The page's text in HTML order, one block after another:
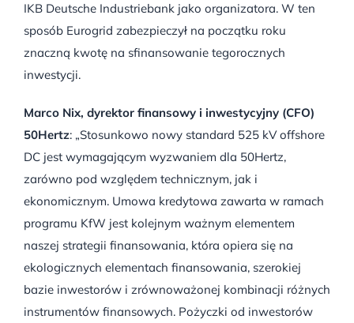
IKB Deutsche Industriebank jako organizatora. W ten
sposób Eurogrid zabezpieczył na początku roku
znaczną kwotę na sfinansowanie tegorocznych
inwestycji.
Marco Nix, dyrektor finansowy i inwestycyjny (CFO)
50Hertz: „Stosunkowo nowy standard 525 kV offshore
DC jest wymagającym wyzwaniem dla 50Hertz,
zarówno pod względem technicznym, jak i
ekonomicznym. Umowa kredytowa zawarta w ramach
programu KfW jest kolejnym ważnym elementem
naszej strategii finansowania, która opiera się na
ekologicznych elementach finansowania, szerokiej
bazie inwestorów i zrównoważonej kombinacji różnych
instrumentów finansowych. Pożyczki od inwestorów